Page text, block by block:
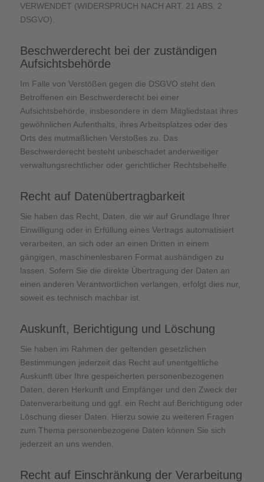
VERWENDET (WIDERSPRUCH NACH ART. 21 ABS. 2
DSGVO).
Beschwerde­recht bei der zuständigen
Aufsichts­behörde
Im Falle von Verstößen gegen die DSGVO steht den
Betroffenen ein Beschwerderecht bei einer
Aufsichtsbehörde, insbesondere in dem Mitgliedstaat ihres
gewöhnlichen Aufenthalts, ihres Arbeitsplatzes oder des
Orts des mutmaßlichen Verstoßes zu. Das
Beschwerderecht besteht unbeschadet anderweitiger
verwaltungsrechtlicher oder gerichtlicher Rechtsbehelfe.
Recht auf Daten­übertrag­barkeit
Sie haben das Recht, Daten, die wir auf Grundlage Ihrer
Einwilligung oder in Erfüllung eines Vertrags automatisiert
verarbeiten, an sich oder an einen Dritten in einem
gängigen, maschinenlesbaren Format aushändigen zu
lassen. Sofern Sie die direkte Übertragung der Daten an
einen anderen Verantwortlichen verlangen, erfolgt dies nur,
soweit es technisch machbar ist.
Auskunft, Berichtigung und Löschung
Sie haben im Rahmen der geltenden gesetzlichen
Bestimmungen jederzeit das Recht auf unentgeltliche
Auskunft über Ihre gespeicherten personenbezogenen
Daten, deren Herkunft und Empfänger und den Zweck der
Datenverarbeitung und ggf. ein Recht auf Berichtigung oder
Löschung dieser Daten. Hierzu sowie zu weiteren Fragen
zum Thema personenbezogene Daten können Sie sich
jederzeit an uns wenden.
Recht auf Einschränkung der Verarbeitung